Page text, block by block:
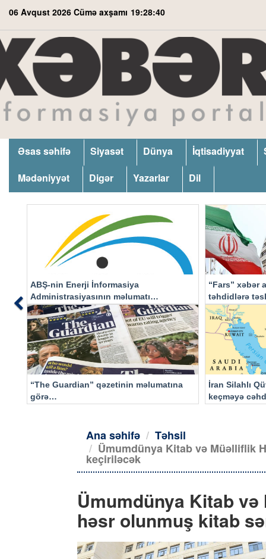
06 Avqust 2026 Cümə axşamı 19:28:41
Əsas səhifə Siyasət Dünya İqtisadiyyat
Mədəniyyət
Digər Yazarlar Dil
ABŞ-nin Enerji İnformasiya
Administrasiyasının məlumatı
əsasında…
“Fars” xəbər
təhdidlərə
“The Guardian” qəzetinin məlumatına
görə…
İran Silahlı
keçməyə
Previous
Ana səhifə
Təhsil
Ümumdünya Kitab və Müəlliflik
keçiriləcək
Ümumdünya Kitab
həsr olunmuş kitab